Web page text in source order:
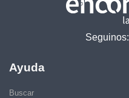
Seguinos:
Ayuda
Buscar